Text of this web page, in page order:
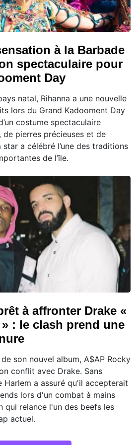
à la Barbade
spectaculaire pour
Day
natal, Rihanna a une nouvelle
lors du Grand Kadooment Day
costume spectaculaire
de pierres précieuses et de
a célébré l’une des traditions
de l’île.
à affronter Drake «
: le clash prend une
son nouvel album, A$AP Rocky
conflit avec Drake. Sans
Harlem a assuré qu'il accepterait
lors d'un combat à mains
qui relance l'un des beefs les
actuel.